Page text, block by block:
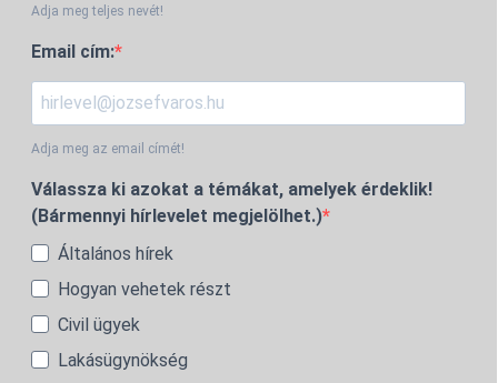
Adja meg teljes nevét!
Email cím:
Adja meg az email címét!
Válassza ki azokat a témákat, amelyek érdeklik!
(Bármennyi hírlevelet megjelölhet.)
Általános hírek
Hogyan vehetek részt
Civil ügyek
Lakásügynökség